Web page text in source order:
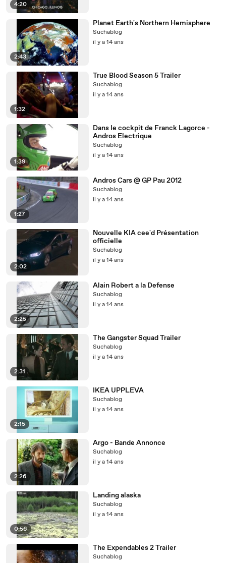
4:20
2:43
Planet Earth's Northern Hemisphere
Suchablog
il y a 14 ans
1:32
True Blood Season 5 Trailer
Suchablog
il y a 14 ans
1:39
Dans le cockpit de Franck Lagorce -
Andros Electrique
Suchablog
il y a 14 ans
1:27
Andros Cars @ GP Pau 2012
Suchablog
il y a 14 ans
2:02
Nouvelle KIA cee'd Présentation
officielle
Suchablog
il y a 14 ans
2:25
Alain Robert a la Defense
Suchablog
il y a 14 ans
2:31
The Gangster Squad Trailer
Suchablog
il y a 14 ans
2:15
IKEA UPPLEVA
Suchablog
il y a 14 ans
2:26
Argo - Bande Annonce
Suchablog
il y a 14 ans
0:56
Landing alaska
Suchablog
il y a 14 ans
The Expendables 2 Trailer
Suchablog